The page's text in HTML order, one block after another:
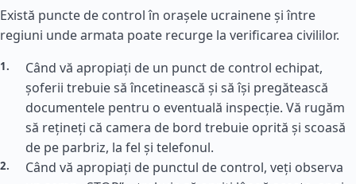
Există puncte de control în orașele ucrainene și între
regiuni unde armata poate recurge la verificarea civililor.
Când vă apropiați de un punct de control echipat,
șoferii trebuie să încetinească și să își pregătească
documentele pentru o eventuală inspecție. Vă rugăm
să rețineți că camera de bord trebuie oprită și scoasă
de pe parbriz, la fel și telefonul.
Când vă apropiați de punctul de control, veți observa